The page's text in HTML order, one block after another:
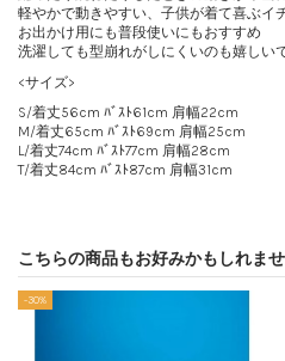
軽やかで動きやすい、子供が着て喜ぶイ
お出かけ用にも普段使いにもおすすめ
洗濯しても型崩れがしにくいのも嬉しい
<サイズ>
S/着丈56cm ﾊﾞｽﾄ61cm 肩幅22cm
M/着丈65cm ﾊﾞｽﾄ69cm 肩幅25cm
L/着丈74cm ﾊﾞｽﾄ77cm 肩幅28cm
T/着丈84cm ﾊﾞｽﾄ87cm 肩幅31cm
こちらの商品もお好みかもしれま
-30%